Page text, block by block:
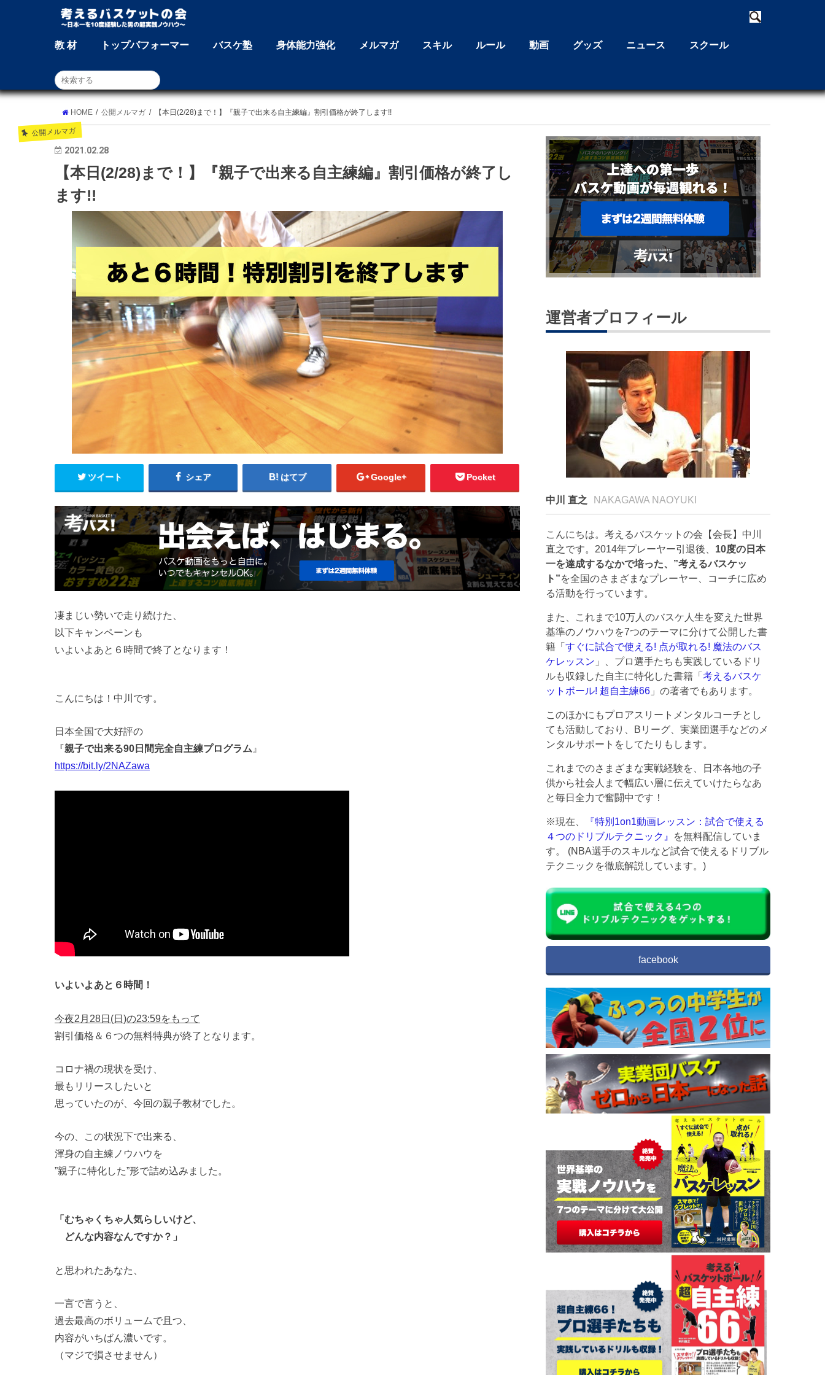
教 材 トップパフォーマー バスケ塾 身体能力強化 メルマガ スキル ルール 動画 グッズ ニュース スクール
HOME 公開メルマガ 【本日(2/28)まで！】『親子で出来る自主練編』割引価格が終了します!!
公開メルマガ
2021.02.28
【本日(2/28)まで！】『親子で出来る自主練編』割引価格が終了し
ます!!
ツイート シェア はてブ Google+ Pocket
凄まじい勢いで走り続けた、
以下キャンペーンも
いよいよあと６時間で終了となります！
こんにちは！中川です。
日本全国で大好評の
『親子で出来る90日間完全自主練プログラム 』
https://bit.ly/2NAZawa
いよいよあと６時間！
今夜2月28日(日)の23:59をもって
割引価格＆６つの無料特典が終了となります。
コロナ禍の現状を受け、
最もリリースしたいと
思っていたのが、今回の親子教材でした。
今の、この状況下で出来る、
渾身の自主練ノウハウを
”親子に特化した”形で詰め込みました。
「むちゃくちゃ人気らしいけど、
どんな内容なんですか？」
と思われたあなた、
一言で言うと、
過去最高のボリュームで且つ、
内容がいちばん濃いです。
（マジで損させません）
運営者プロフィール
中川 直之 NAKAGAWA NAOYUKI
こんにちは。考えるバスケットの会【会長】中川
直之です。2014年プレーヤー引退後、 10度の日本
一を達成するなかで培った、”考えるバスケッ
ト”を全国のさまざまなプレーヤー、コーチに広め
る活動を行っています。
また、これまで10万人のバスケ人生を変えた世界
基準のノウハウを7つのテーマに分けて公開した書
籍「すぐに試合で使える! 点が取れる! 魔法のバス
ケレッスン 」、プロ選手たちも実践しているドリ
ルも収録した自主に特化した書籍「考えるバスケ
ットボール! 超自主練66 」の著者でもあります。
このほかにもプロアスリートメンタルコーチとし
ても活動しており、Bリーグ、実業団選手などのメ
ンタルサポートをしてたりもします。
これまでのさまざまな実戦経験を、日本各地の子
供から社会人まで幅広い層に伝えていけたらなあ
と毎日全力で奮闘中です！
※現在、
『特別1on1動画レッスン：試合で使える
４つのドリブルテクニック』
を無料配信していま
す。 (NBA選手のスキルなど試合で使えるドリブル
テクニックを徹底解説しています。)
facebook